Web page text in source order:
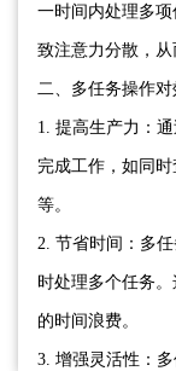
一时间内处理多
致注意力分散，从
二、多任务操作
1. 提高生产力：
完成工作，如同
等。
2. 节省时间：多
时处理多个任务
的时间浪费。
3. 增强灵活性：